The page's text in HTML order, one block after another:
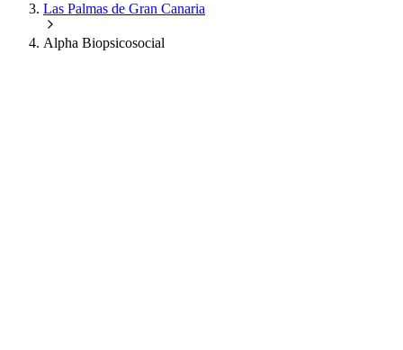
Las Palmas de Gran Canaria
Alpha Biopsicosocial